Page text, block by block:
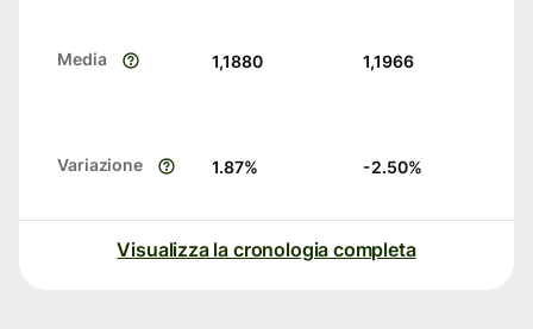
Media 1,1880 1,1966
Variazione 1.87% -2.50%
Visualizza la cronologia completa